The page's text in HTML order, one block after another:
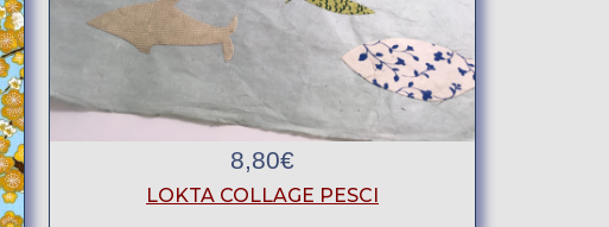
8,80€
LOKTA COLLAGE PESCI